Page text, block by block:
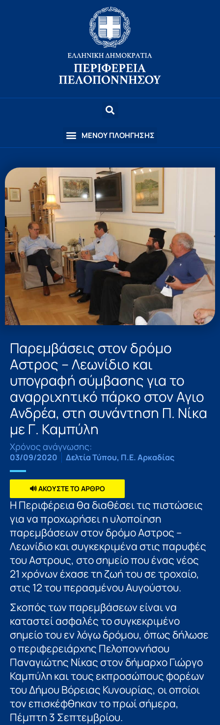
Παρεμβάσεις στον δρόμο
Αστρος – Λεωνίδιο και
υπογραφή σύμβασης για το
αναρριχητικό πάρκο στον Αγιο
Ανδρέα, στη συνάντηση Π. Νίκα
με Γ. Καμπύλη
Χρόνος ανάγνωσης:
03/09/2020 Δελτία Τύπου, Π.Ε. Αρκαδίας
🔊 ΑΚΟΥΣΤΕ ΤΟ ΑΡΘΡΟ
Η Περιφέρεια θα διαθέσει τις πιστώσεις
για να προχωρήσει η υλοποίηση
παρεμβάσεων στον δρόμο Αστρος –
Λεωνίδιο και συγκεκριμένα στις παρυφές
του Αστρους, στο σημείο που ένας νέος
21 χρόνων έχασε τη ζωή του σε τροχαίο,
στις 12 του περασμένου Αυγούστου.
Σκοπός των παρεμβάσεων είναι να
καταστεί ασφαλές το συγκεκριμένο
σημείο του εν λόγω δρόμου, όπως δήλωσε
ο περιφερειάρχης Πελοποννήσου
Παναγιώτης Νίκας στον δήμαρχο Γιώργο
Καμπύλη και τους εκπροσώπους φορέων
του Δήμου Βόρειας Κυνουρίας, οι οποίοι
τον επισκέφθηκαν το πρωί σήμερα,
Πέμπτη 3 Σεπτεμβρίου.